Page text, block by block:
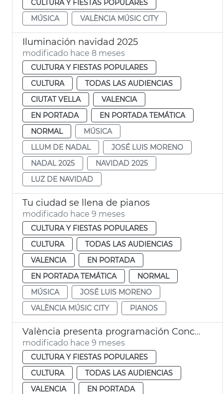
CULTURA Y FIESTAS POPULARES
MÚSICA
VALÈNCIA MÚSIC CITY
Iluminación navidad 2025
modificado hace 8 meses
CULTURA Y FIESTAS POPULARES
CULTURA
TODAS LAS AUDIENCIAS
CIUTAT VELLA
VALENCIA
EN PORTADA
EN PORTADA TEMÁTICA
NORMAL
MÚSICA
LLUM DE NADAL
JOSÉ LUIS MORENO
NADAL 2025
NAVIDAD 2025
LUZ DE NAVIDAD
Tu ciudad se llena de pianos
modificado hace 9 meses
CULTURA Y FIESTAS POPULARES
CULTURA
TODAS LAS AUDIENCIAS
VALENCIA
EN PORTADA
EN PORTADA TEMÁTICA
NORMAL
MÚSICA
JOSÉ LUIS MORENO
VALÈNCIA MÚSIC CITY
PIANOS
València presenta programación Conciertos Otoño Cultura Jove
modificado hace 9 meses
CULTURA Y FIESTAS POPULARES
CULTURA
TODAS LAS AUDIENCIAS
VALENCIA
EN PORTADA